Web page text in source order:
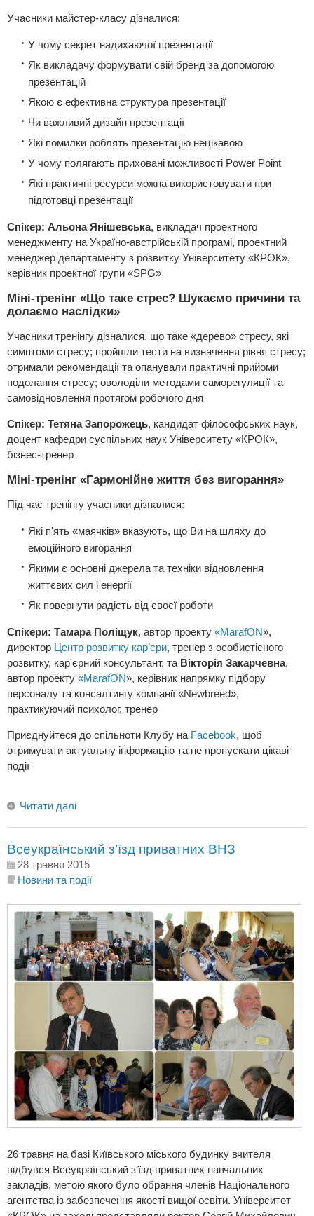
Учасники майстер-класу дізналися:
У чому секрет надихаючої презентації
Як викладачу формувати свій бренд за допомогою
презентацій
Якою є ефективна структура презентації
Чи важливий дизайн презентації
Які помилки роблять презентацію нецікавою
У чому полягають приховані можливості Power Point
Які практичні ресурси можна використовувати при
підготовці презентації
Спікер: Альона Янішевська, викладач проектного
менеджменту на Україно-австрiйськiй програмi, проектний
менеджер департаменту з розвитку Унiверситету «КРОК»,
керiвник проектної групи «SPG»
Міні-тренінг «Що таке стрес? Шукаємо причини та
долаємо наслідки»
Учасники тренінгу дізналися, що таке «дерево» стресу, які
симптоми стресу; пройшли тести на визначення рівня стресу;
отримали рекомендації та опанували практичні прийоми
подолання стресу; оволоділи методами саморегуляції та
самовідновлення протягом робочого дня
Спікер: Тетяна Запорожець, кандидат філософських наук,
доцент кафедри суспільних наук Університету «КРОК»,
бізнес-тренер
Міні-тренінг «Гармонійне життя без вигорання»
Під час тренінгу учасники дізналися:
Які п'ять «маячків» вказують, що Ви на шляху до
емоційного вигорання
Якими є основні джерела та техніки відновлення
життєвих сил і енергії
Як повернути радість від своєї роботи
Спікери: Тамара Поліщук, автор проекту «MarafON»,
директор Центр розвитку кар’єри, тренер з особистісного
розвитку, кар'єрний консультант, та Вікторія Закарчевна,
автор проекту «MarafON», керівник напрямку підбору
персоналу та консалтингу компанії «Newbreed»,
практикуючий психолог, тренер
Приєднуйтеся до спільноти Клубу на Facebook, щоб
отримувати актуальну інформацію та не пропускати цікаві
події
Читати далі
Всеукраїнський з’їзд приватних ВНЗ
28 травня 2015
Новини та події
26 травня на базі Київського міського будинку вчителя
відбувся Всеукраїнський з’їзд приватних навчальних
закладів, метою якого було обрання членів Національного
агентства із забезпечення якості вищої освіти. Університет